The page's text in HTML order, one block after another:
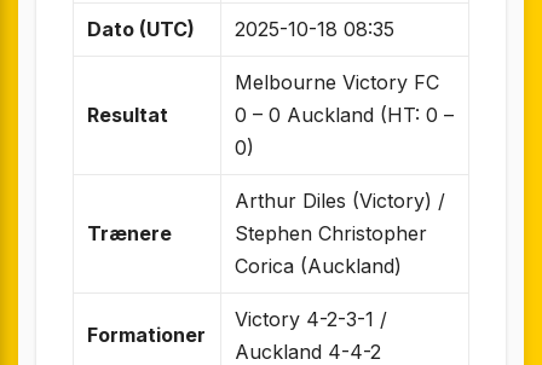
Dato (UTC) 2025-10-18 08:35
Resultat
Melbourne Victory FC
0 – 0 Auckland (HT: 0 –
0)
Trænere
Arthur Diles (Victory) /
Stephen Christopher
Corica (Auckland)
Formationer
Victory 4-2-3-1 /
Auckland 4-4-2